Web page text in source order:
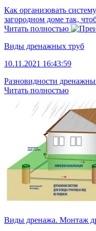
Как организовать
загородном доме так,
Читать полностью
Виды дренажных труб
10.11.2021 16:43:59
Разновидности
Читать полностью
Виды дренажа. Монтаж